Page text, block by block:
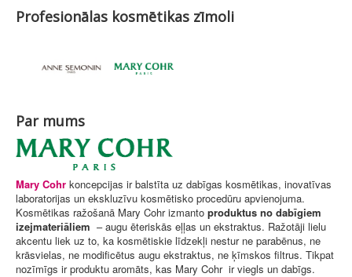
Profesionālas kosmētikas zīmoli
Par mums
Mary Cohr koncepcijas ir balstīta uz dabīgas kosmētikas, inovatīvas
laboratorijas un ekskluzīvu kosmētisko procedūru apvienojuma.
Kosmētikas ražošanā Mary Cohr izmanto produktus no dabīgiem
izejmateriāliem – augu ēteriskās eļļas un ekstraktus. Ražotāji lielu
akcentu liek uz to, ka kosmētiskie līdzekļi nestur ne parabēnus, ne
krāsvielas, ne modificētus augu ekstraktus, ne ķīmskos filtrus. Tikpat
nozīmīgs ir produktu aromāts, kas Mary Cohr ir viegls un dabīgs.